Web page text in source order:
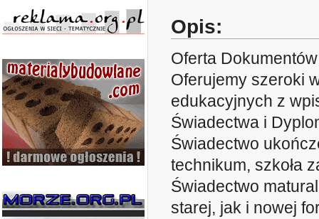
Opis:
Oferta
Oferujemy szeroki
edukacyjnych z
Świadectwa i
Świadectwo
technikum, szkoła
Świadectwo
starej, jak i nowej